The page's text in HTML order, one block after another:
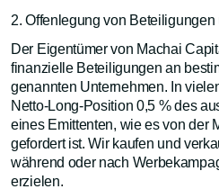
2. Offenlegung von
Der Eigentümer von Machai
finanzielle Beteiligungen an
genannten Unternehmen. In
Netto-Long-Position 0,5 % des
eines Emittenten, wie es von der
gefordert ist. Wir kaufen und
während oder nach
erzielen.